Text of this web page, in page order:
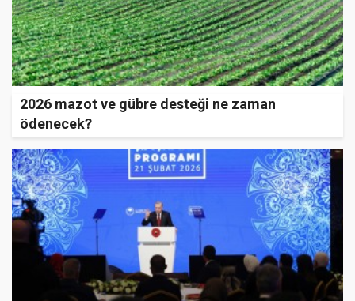
2026 mazot ve gübre desteği ne zaman
ödenecek?